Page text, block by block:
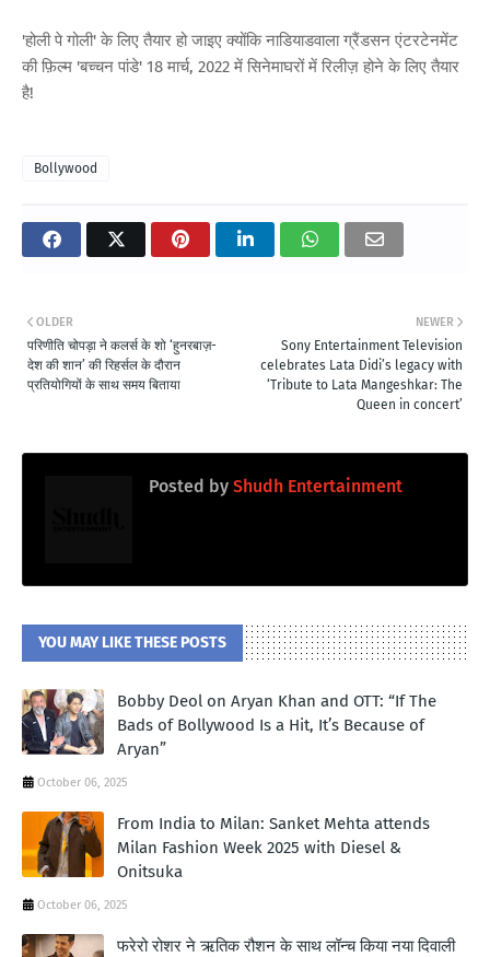
'होली पे गोली' के लिए तैयार हो जाइए क्योंकि नाडियाडवाला ग्रैंडसन एंटरटेनमेंट
की फ़िल्म 'बच्चन पांडे' 18 मार्च, 2022 में सिनेमाघरों में रिलीज़ होने के लिए तैयार
है!
Bollywood
NEWER
Sony Entertainment Television
celebrates Lata Didi’s legacy with
‘Tribute to Lata Mangeshkar: The
Queen in concert’
OLDER
परिणीति चोपड़ा ने कलर्स के शो ‘हुनरबाज़-
देश की शान’ की रिहर्सल के दौरान
प्रतियोगियों के साथ समय बिताया
Posted by Shudh Entertainment
YOU MAY LIKE THESE POSTS
Bobby Deol on Aryan Khan and OTT: “If The
Bads of Bollywood Is a Hit, It’s Because of
Aryan”
October 06, 2025
From India to Milan: Sanket Mehta attends
Milan Fashion Week 2025 with Diesel &
Onitsuka
October 06, 2025
फरेरो रोशर ने ऋतिक रौशन के साथ लॉन्‍च किया नया दिवाली